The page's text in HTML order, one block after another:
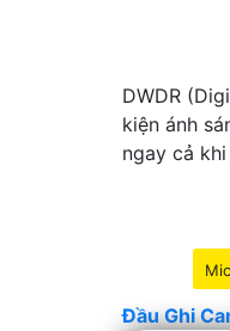
hoàn hảo
DWDR
kiện ánh
ngay cả
Đầu Ghi